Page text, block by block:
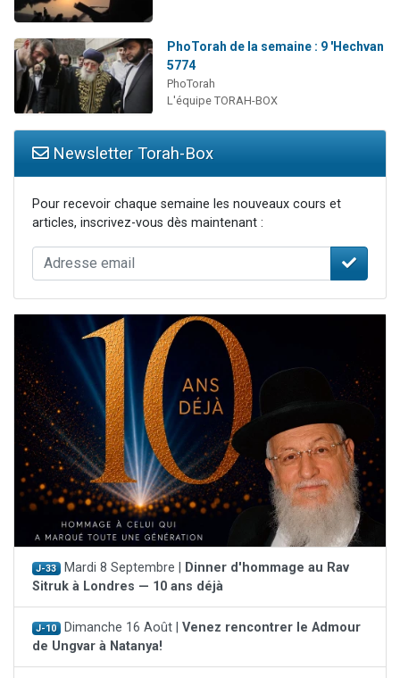
PhoTorah de la semaine : 9 'Hechvan
5774
PhoTorah
L'équipe TORAH-BOX
Newsletter Torah-Box
Pour recevoir chaque semaine les nouveaux cours et
articles, inscrivez-vous dès maintenant :
J-33 Mardi 8 Septembre |
Dinner d'hommage au Rav
Sitruk à Londres — 10 ans déjà
J-10 Dimanche 16 Août | Venez rencontrer le Admour
de Ungvar à Natanya!